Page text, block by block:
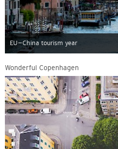
EU–China tourism year
Wonderful Copenhagen